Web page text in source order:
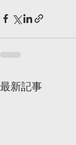
最新記事